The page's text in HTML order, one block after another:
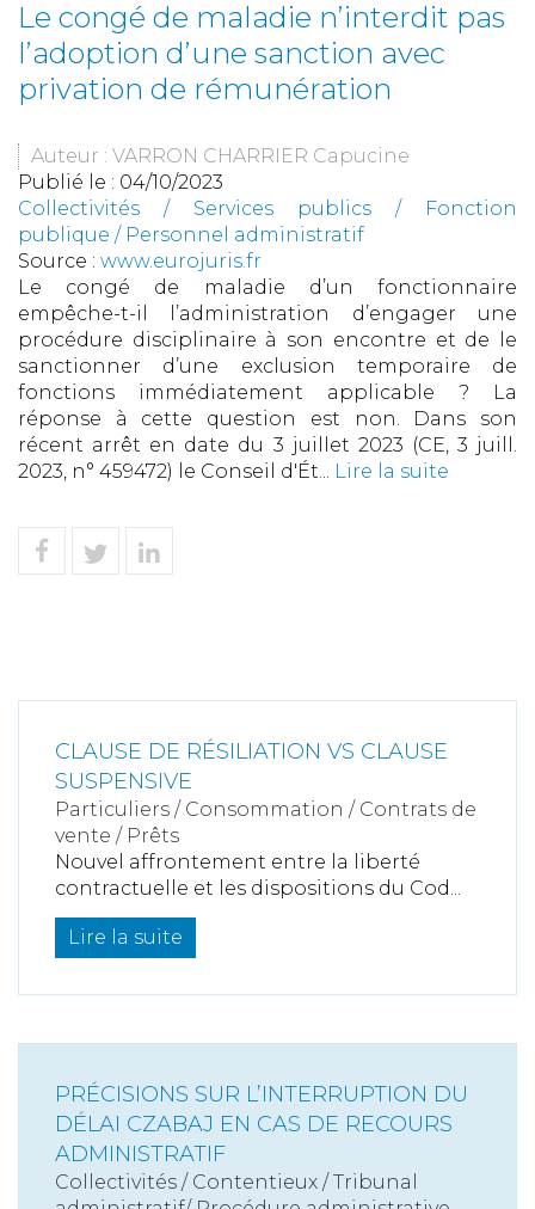
Le congé de maladie n’interdit pas
l’adoption d’une sanction avec
privation de rémunération
Auteur : VARRON CHARRIER Capucine
Publié le : 04/10/2023
Collectivités / Services publics /
Fonction
publique / Personnel administratif
Source : www.eurojuris.fr
Le congé de maladie d’un fonctionnaire
empêche-t-il l’administration d’engager une
procédure disciplinaire à son encontre et de le
sanctionner d’une exclusion temporaire de
fonctions immédiatement applicable ? La
réponse à cette question est non. Dans son
récent arrêt en date du 3 juillet 2023 (CE, 3 juill.
2023, n° 459472) le Conseil d'Ét... Lire la suite
CLAUSE DE RÉSILIATION VS CLAUSE
SUSPENSIVE
Particuliers / Consommation / Contrats de
vente / Prêts
Nouvel affrontement entre la liberté
contractuelle et les dispositions du Cod...
Lire la suite
PRÉCISIONS SUR L’INTERRUPTION DU
DÉLAI CZABAJ EN CAS DE RECOURS
ADMINISTRATIF
Collectivités / Contentieux / Tribunal